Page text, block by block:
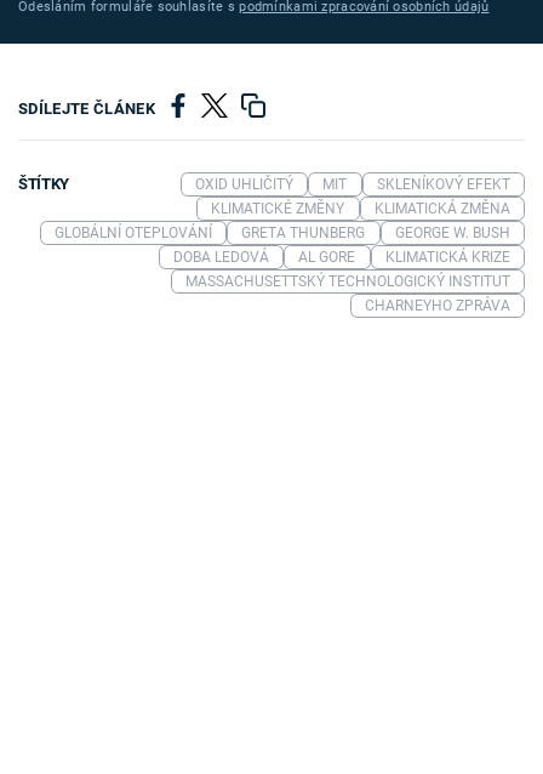
Odesláním formuláře souhlasíte spodmínkami zpracování osobních údajů
SDÍLEJTE ČLÁNEK
ŠTÍTKY OXID UHLIČITÝ MIT
SKLENÍKOVÝ EFEKT
KLIMATICKÉ ZMĚNY
KLIMATICKÁ ZMĚNA
GLOBÁLNÍ OTEPLOVÁNÍ
GRETA THUNBERG
GEORGE W. BUSH
DOBA LEDOVÁ
AL GORE
KLIMATICKÁ KRIZE
MASSACHUSETTSKÝ TECHNOLOGICKÝ INSTITUT
CHARNEYHO ZPRÁVA